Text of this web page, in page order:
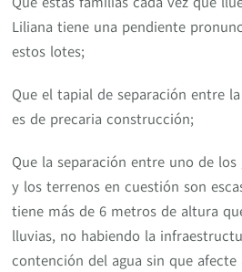
Liliana tiene una pendiente
estos lotes;
Que el tapial de separación entre
es de precaria construcción;
Que la separación entre uno de los
y los terrenos en cuestión son
tiene más de 6 metros de altura
lluvias, no habiendo la
contención del agua sin que afecte